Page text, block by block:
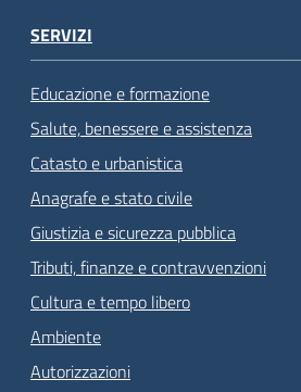
SERVIZI
Educazione e formazione
Salute, benessere e assistenza
Catasto e urbanistica
Anagrafe e stato civile
Giustizia e sicurezza pubblica
Tributi, finanze e contravvenzioni
Cultura e tempo libero
Ambiente
Autorizzazioni